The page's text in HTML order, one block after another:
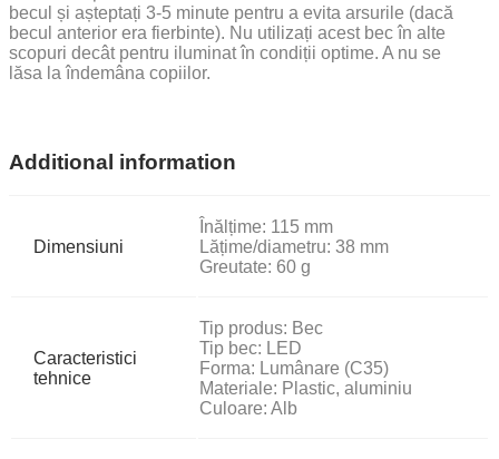
becul și așteptați 3-5 minute pentru a evita arsurile (dacă
becul anterior era fierbinte). Nu utilizați acest bec în alte
scopuri decât pentru iluminat în condiții optime. A nu se
lăsa la îndemâna copiilor.
Additional information
Dimensiuni
Înălțime: 115 mm
Lățime/diametru: 38 mm
Greutate: 60 g
Caracteristici
tehnice
Tip produs: Bec
Tip bec: LED
Forma: Lumânare (C35)
Materiale: Plastic, aluminiu
Culoare: Alb